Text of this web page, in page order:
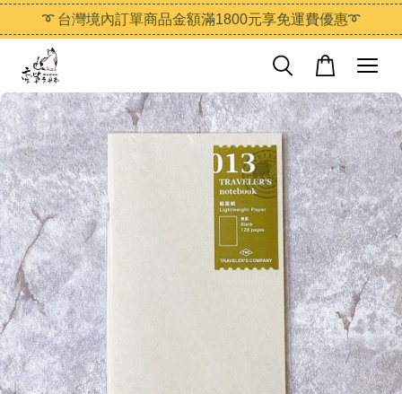
➰ 台灣境內訂單商品金額滿1800元享免運費優惠➰